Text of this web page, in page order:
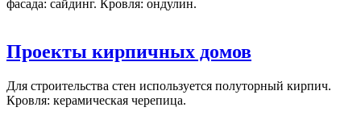
фасада: сайдинг. Кровля: ондулин.
Проекты кирпичных домов
Для строительства стен используется полуторный кирпич.
Кровля: керамическая черепица.